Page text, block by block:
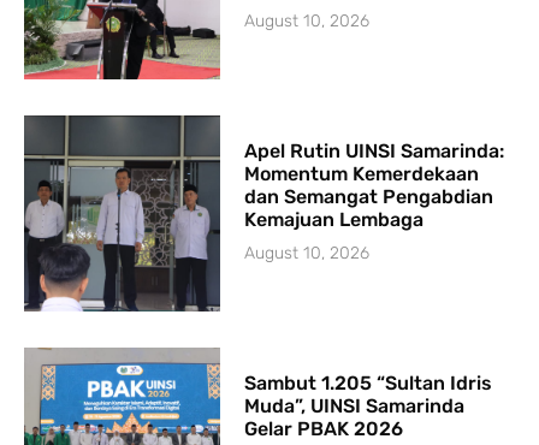
August 10, 2026
Apel Rutin UINSI Samarinda:
Momentum Kemerdekaan
dan Semangat Pengabdian
Kemajuan Lembaga
August 10, 2026
Sambut 1.205 “Sultan Idris
Muda”, UINSI Samarinda
Gelar PBAK 2026